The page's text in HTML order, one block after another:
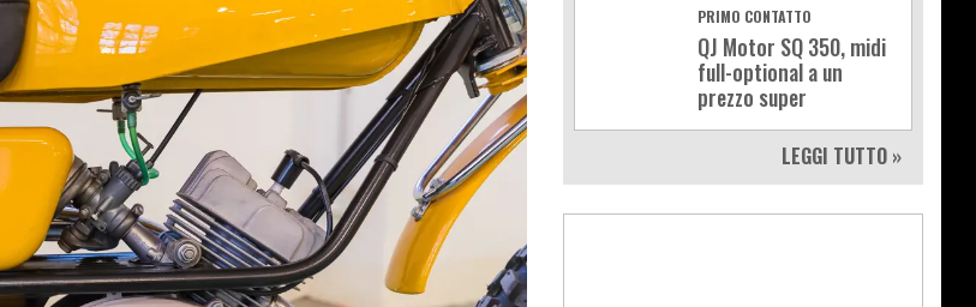
PRIMO CONTATTO
QJ Motor SQ 350, midi
full-optional a un
prezzo super
LEGGI TUTTO »